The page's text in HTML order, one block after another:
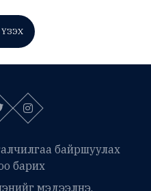
байршуулах
барих
мэдээлнэ.